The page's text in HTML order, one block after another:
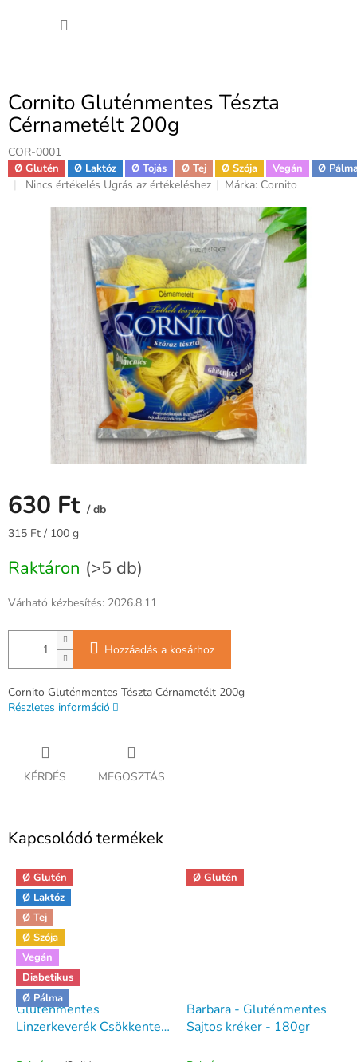
Cornito Gluténmentes Tészta
Cérnametélt 200g
COR-0001
Ø Glutén Ø Laktóz Ø Tojás Ø Tej Ø Szója Vegán Ø
A
értékelése
csillag.
Nincs értékelés Ugrás az értékeléshez Márka: Cornito
630 Ft / db
Egységár:
315 Ft / 100 g
Raktáron (>5 db)
Várható kézbesítés: 2026.8.11
Hozzáadás a kosárhoz
Cornito Gluténmentes Tészta Cérnametélt 200g
Részletes információ
KÉRDÉS MEGOSZTÁS
Kapcsolódó termékek
Ø Glutén
Ø Laktóz
Ø Tej
Ø Szója
Vegán
Diabetikus
Ø Pálma
Gluténmentes
Linzerkeverék Csökkentett
Ø Glutén
Barbara - Gluténmentes
Sajtos kréker - 180gr